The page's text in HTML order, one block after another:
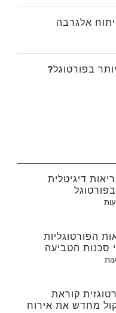
בפורטוגל?
דיגיטלית
הפורטוגליות
סכנות הטביעה
קוראת
מחדש את אירוח